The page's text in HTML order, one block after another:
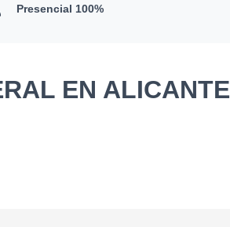
Presencial 100%
EN ALICANTE